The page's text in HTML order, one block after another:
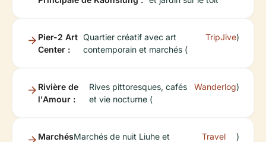
Pier-2 Art
Center :
Quartier créatif avec art
contemporain et marchés (
TripJive)
Rivière de
l'Amour :
Rives pittoresques, cafés
et vie nocturne (
Wanderlog)
MarchésMarchés de nuit Liuhe et
Travel
)